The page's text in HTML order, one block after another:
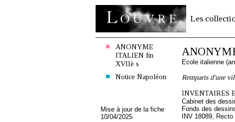
Les
ANONYME
ITALIEN fin
XVIIè s
Notice Napoléon
Mise à jour de la fiche
10/04/2025
Ecole italienne
Remparts d'une
INVENTAIRES
Cabinet des
Fonds des
INV 18089, Recto